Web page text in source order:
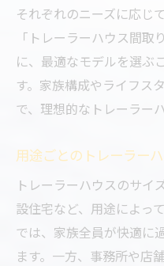
それぞれのニーズに応じ
「トレーラーハウス間
に、最適なモデルを選ぶ
す。家族構成やライフス
で、理想的なトレーラー
用途ごとのトレーラー
トレーラーハウスのサイ
設住宅など、用途によっ
では、家族全員が快適に
ます。一方、事務所や店